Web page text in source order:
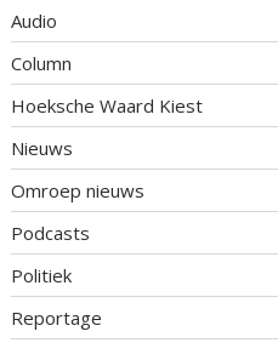
Audio
Column
Hoeksche Waard Kiest
Nieuws
Omroep nieuws
Podcasts
Politiek
Reportage